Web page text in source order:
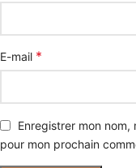
E-mail *
Enregistrer mon
pour mon prochain